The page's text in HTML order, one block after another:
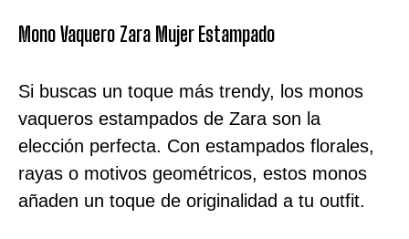
Mono Vaquero Zara Mujer Estampado
Si buscas un toque más trendy, los monos
vaqueros estampados de Zara son la
elección perfecta. Con estampados florales,
rayas o motivos geométricos, estos monos
añaden un toque de originalidad a tu outfit.